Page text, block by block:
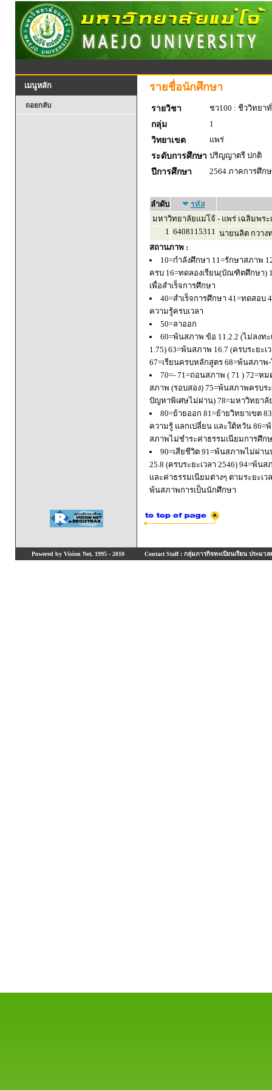
เมนูหลัก
ถอยกลับ
รายชื่อนักศึกษา
รายวิชา
ชว100 : ชีววิทยา
กลุ่ม
1
วิทยาเขต
แพร่
ระดับการศึกษา ปริญญาตรี ปกติ
ปีการศึกษา
2564 ภาคการศึก
ลำดับ
รหัส
มหาวิทยาลัยแม่โจ้ - แพร่ เฉลิมพระ
1 6408115311 นายนลิต กวาง
สถานภาพ :
10=กำลังศึกษา 11=รักษาสภาพ
ครบ 16=ทดลองเรียน(บัณฑิตศึกษา)
เพื่อสำเร็จการศึกษา
40=สำเร็จการศึกษา 41=ทดสอบ
ความรู้ครบเวลา
50=ลาออก
60=พ้นสภาพ ข้อ 11.2.2 (ไม่ลงท
1.75) 63=พ้นสภาพ 16.7 (ครบระยะ
67=เรียนครบหลักสูตร 68=พ้นสภา
70=- 71=ถอนสภาพ ( 71 ) 72=
สภาพ (รอบสอง) 75=พ้นสภาพครบ
ปัญหาพิเศษไม่ผ่าน) 78=มหาวิทยา
80=ย้ายออก 81=ย้ายวิทยาเขต
ความรู้ แลกเปลี่ยน และใต้หวัน
สภาพไม่ชำระค่าธรรมเนียมการศึก
90=เสียชีวิต 91=พ้นสภาพไม่ผ่า
25.8 (ครบระยะเวลา 2546) 94=พ้
และค่าธรรมเนียมต่างๆ ตามระยะเ
พ้นสภาพการเป็นนักศึกษา
Powered by Vision Net, 1995 - 2010 Contact Staff : กลุ่มภารกิจทะเบียนเรียน ประมวล